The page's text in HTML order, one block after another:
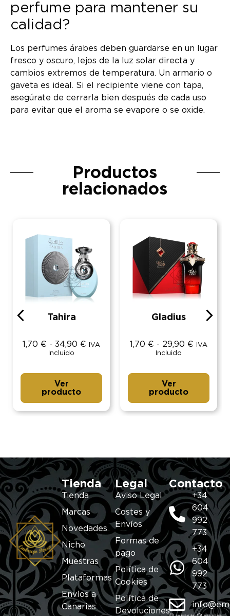
perfume para mantener su
calidad?
Los perfumes árabes deben guardarse en un lugar
fresco y oscuro, lejos de la luz solar directa y
cambios extremos de temperatura. Un armario o
gaveta es ideal. Si el recipiente viene con tapa,
asegúrate de cerrarla bien después de cada uso
para evitar que el aroma se evapore o se oxide.
Productos
relacionados
Tahira
1,70 € - 34,90 €
IVA
Incluido
Ver
producto
Gladius
1,70 € - 29,90 €
IVA
Incluido
Ver
producto
Tienda
Tienda
Marcas
Novedades
Nicho
Muestras
Plataformas
Envíos a
Canarias
Legal
Aviso Legal
Costes y
Envíos
Formas de
pago
Política de
Cookies
Política de
Devoluciones
Contacto
+34
604
992
773
+34
604
992
773